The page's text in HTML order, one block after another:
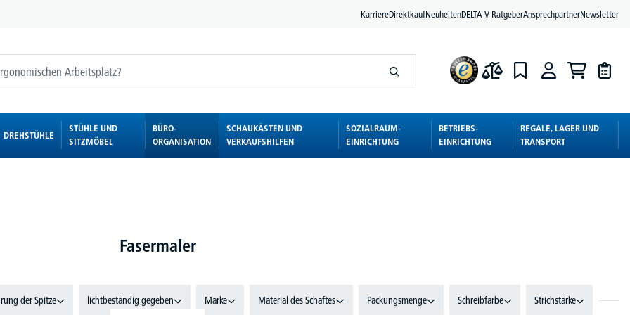
KarriereDirektkaufNeuheitenDELTA-V RatgeberAnsprechpartnerNewsletter
DREHSTÜHLE
STÜHLE UND
SITZMÖBEL
BÜRO-
ORGANISATION
SCHAUKÄSTEN UND
VERKAUFSHILFEN
SOZIALRAUM-
EINRICHTUNG
BETRIEBS-
EINRICHTUNG
REGALE, LAGER UND
TRANSPORT
Fasermaler
der Spitze lichtbeständig gegeben Marke Material des Schaftes Packungsmenge Schreibfarbe Strichstärke